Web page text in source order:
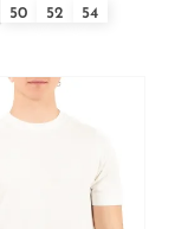
50 52 54